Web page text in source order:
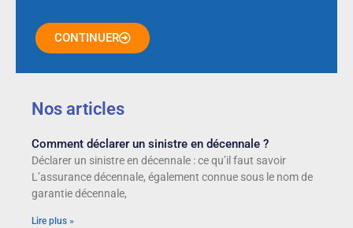
CONTINUER
Nos articles
Comment déclarer un sinistre en décennale ?
Déclarer un sinistre en décennale : ce qu’il faut savoir
L’assurance décennale, également connue sous le nom de
garantie décennale,
Lire plus »